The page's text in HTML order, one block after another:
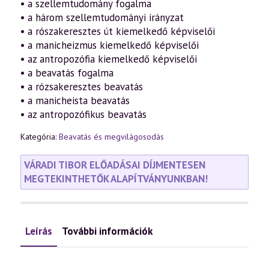
• a szellemtudomány fogalma
• a három szellemtudományi irányzat
• a rószakeresztes út kiemelkedő képviselői
• a manicheizmus kiemelkedő képviselői
• az antropozófia kiemelkedő képviselői
• a beavatás fogalma
• a rózsakeresztes beavatás
• a manicheista beavatás
• az antropozófikus beavatás
Kategória: Beavatás és megvilágosodás
VÁRADI TIBOR ELŐADÁSAI DÍJMENTESEN
MEGTEKINTHETŐK ALAPÍTVÁNYUNKBAN!
Leírás További információk